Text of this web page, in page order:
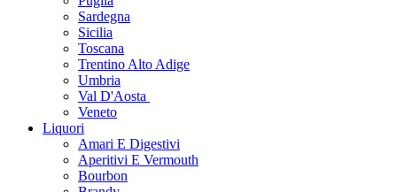
Sardegna
Sicilia
Toscana
Trentino Alto Adige
Umbria
Val D'Aosta
Veneto
Liquori
Amari E Digestivi
Aperitivi E Vermouth
Bourbon